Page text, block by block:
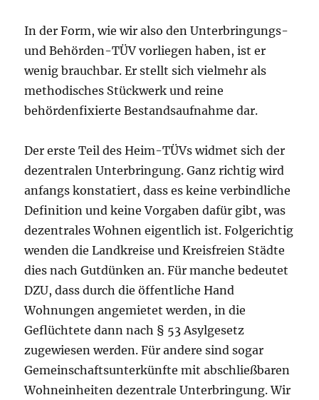
In der Form, wie wir also den Unterbringungs-
und Behörden-TÜV vorliegen haben, ist er
wenig brauchbar. Er stellt sich vielmehr als
methodisches Stückwerk und reine
behördenfixierte Bestandsaufnahme dar.
Der erste Teil des Heim-TÜVs widmet sich der
dezentralen Unterbringung. Ganz richtig wird
anfangs konstatiert, dass es keine verbindliche
Definition und keine Vorgaben dafür gibt, was
dezentrales Wohnen eigentlich ist. Folgerichtig
wenden die Landkreise und Kreisfreien Städte
dies nach Gutdünken an. Für manche bedeutet
DZU, dass durch die öffentliche Hand
Wohnungen angemietet werden, in die
Geflüchtete dann nach § 53 Asylgesetz
zugewiesen werden. Für andere sind sogar
Gemeinschaftsunterkünfte mit abschließbaren
Wohneinheiten dezentrale Unterbringung. Wir